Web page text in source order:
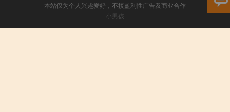
本站仅为个人兴趣爱好，不接盈利性广告及商业合作
小男孩